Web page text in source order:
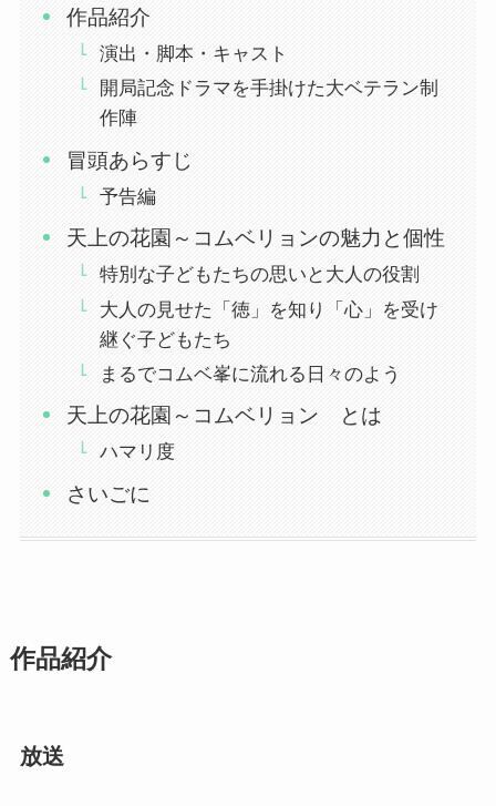
作品紹介
演出・脚本・キャスト
開局記念ドラマを手掛けた大ベテラン制
作陣
冒頭あらすじ
予告編
天上の花園～コムベリョンの魅力と個性
特別な子どもたちの思いと大人の役割
大人の見せた「徳」を知り「心」を受け
継ぐ子どもたち
まるでコムベ峯に流れる日々のよう
天上の花園～コムベリョン とは
ハマリ度
さいごに
作品紹介
放送